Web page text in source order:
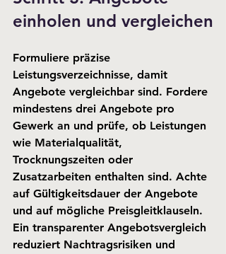
einholen und vergleichen
Formuliere präzise
Leistungsverzeichnisse, damit
Angebote vergleichbar sind. Fordere
mindestens drei Angebote pro
Gewerk an und prüfe, ob Leistungen
wie Materialqualität,
Trocknungszeiten oder
Zusatzarbeiten enthalten sind. Achte
auf Gültigkeitsdauer der Angebote
und auf mögliche Preisgleitklauseln.
Ein transparenter Angebotsvergleich
reduziert Nachtragsrisiken und